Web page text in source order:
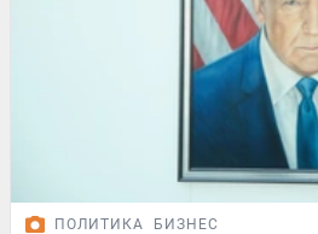
ПОЛИТИКА БИЗНЕС